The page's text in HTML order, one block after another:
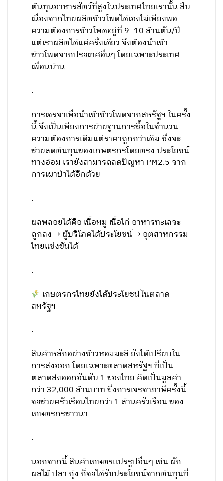
ต้นทุนอาหารสัตว์ที่สูงในประเทศไทยเรานั้น สืบ
เนื่องจากไทยผลิตข้าวโพดได้เองไม่เพียงพอ
ความต้องการข้าวโพดอยู่ที่ 9–10 ล้านตัน/ปี
แต่เราผลิตได้แค่ครึ่งเดียว จึงต้องนำเข้า
ข้าวโพดจากประเทศอื่นๆ โดยเฉพาะประเทศ
เพื่อนบ้าน
.
การเจรจาเพื่อนำเข้าข้าวโพดจากสหรัฐฯ ในครั้ง
นี้ จึงเป็นเพียงการย้ายฐานการซื้อในจำนวน
ความต้องการเดิมแต่ราคาถูกกว่าเดิม ซึ่งจะ
ช่วยลดต้นทุนของเกษตรกรโดยตรง ประโยชน์
ทางอ้อม เรายังสามารถลดปัญหา PM2.5 จาก
การเผาป่าได้อีกด้วย
.
ผลพลอยได้คือ เนื้อหมู เนื้อไก่ อาหารทะเลจะ
ถูกลง → ผู้บริโภคได้ประโยชน์ → อุตสาหกรรม
ไทยแข่งขันได้
.
เกษตรกรไทยยังได้ประโยชน์ในตลาด
สหรัฐฯ
.
สินค้าหลักอย่างข้าวหอมมะลิ ยังได้เปรียบใน
การส่งออก โดยเฉพาะตลาดสหรัฐฯ ที่เป็น
ตลาดส่งออกอันดับ 1 ของไทย คิดเป็นมูลค่า
กว่า 32,000 ล้านบาท ซึ่งการเจรจาภาษีครั้งนี้
จะช่วยครัวเรือนไทยกว่า 1 ล้านครัวเรือน ของ
เกษตรกรชาวนา
.
นอกจากนี้ สินค้าเกษตรแปรรูปอื่นๆ เช่น ผัก
ผลไม้ ปลา กุ้ง ก็จะได้รับประโยชน์จากต้นทุนที่